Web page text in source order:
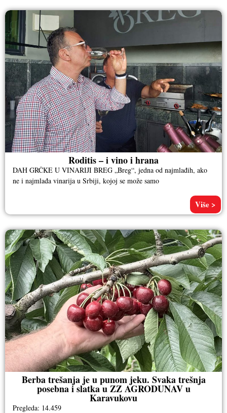
Roditis – i vino i hrana
DAH GRČKE U VINARIJI BREG „Breg“, jedna od najmlađih, ako
ne i najmlađa vinarija u Srbiji, kojoj se može samo
Više >
Berba trešanja je u punom jeku. Svaka trešnja
posebna i slatka u ZZ AGRODUNAV u
Karavukovu
Pregleda: 14.459